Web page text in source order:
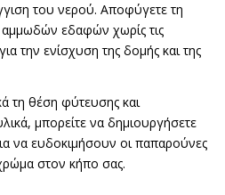
του νερού. Αποφύγετε τη
εδαφών χωρίς τις
την ενίσχυση της δομής και της
τη θέση φύτευσης και
μπορείτε να δημιουργήσετε
να ευδοκιμήσουν οι παπαρούνες
στον κήπο σας.